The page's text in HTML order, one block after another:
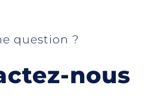
question ?
nous